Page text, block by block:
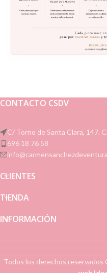
CONTACTO CSDV
C/ Torno de Santa Clara, 147.
696 18 76 58
CLIENTES
TIENDA
INFORMACIÓN
Todos los derechos reservados